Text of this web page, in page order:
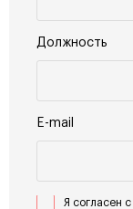
Должность
E-mail
Я согласен с